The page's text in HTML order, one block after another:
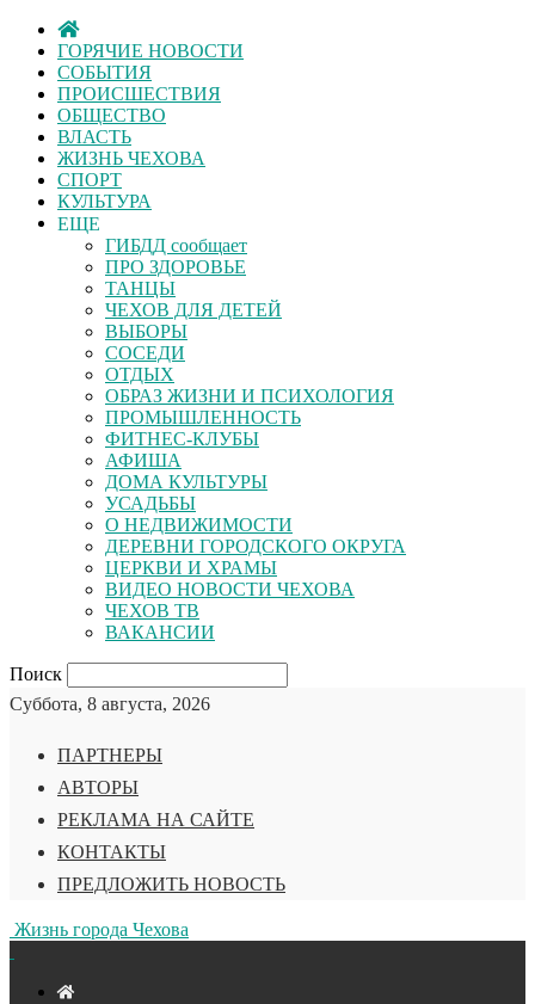
ГОРЯЧИЕ НОВОСТИ
СОБЫТИЯ
ПРОИСШЕСТВИЯ
ОБЩЕСТВО
ВЛАСТЬ
ЖИЗНЬ ЧЕХОВА
СПОРТ
КУЛЬТУРА
ЕЩЕ
ГИБДД сообщает
ПРО ЗДОРОВЬЕ
ТАНЦЫ
ЧЕХОВ ДЛЯ ДЕТЕЙ
ВЫБОРЫ
СОСЕДИ
ОТДЫХ
ОБРАЗ ЖИЗНИ И ПСИХОЛОГИЯ
ПРОМЫШЛЕННОСТЬ
ФИТНЕС-КЛУБЫ
АФИША
ДОМА КУЛЬТУРЫ
УСАДЬБЫ
О НЕДВИЖИМОСТИ
ДЕРЕВНИ ГОРОДСКОГО ОКРУГА
ЦЕРКВИ И ХРАМЫ
ВИДЕО НОВОСТИ ЧЕХОВА
ЧЕХОВ ТВ
ВАКАНСИИ
Поиск
Суббота, 8 августа, 2026
ПАРТНЕРЫ
АВТОРЫ
РЕКЛАМА НА САЙТЕ
КОНТАКТЫ
ПРЕДЛОЖИТЬ НОВОСТЬ
Жизнь города Чехова